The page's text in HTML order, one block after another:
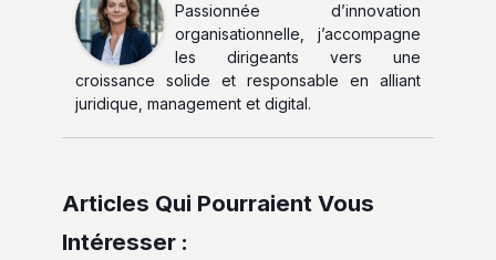
Passionnée d’innovation
organisationnelle, j’accompagne
les dirigeants vers une
croissance solide et responsable en alliant
juridique, management et digital.
Articles Qui Pourraient Vous
Intéresser :